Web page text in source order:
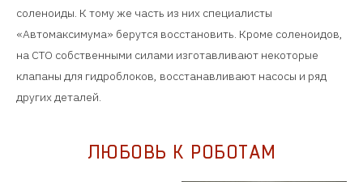
соленоиды. К тому же часть из них специалисты
«Автомаксимума» берутся восстановить. Кроме соленоидов,
на СТО собственными силами изготавливают некоторые
клапаны для гидроблоков, восстанавливают насосы и ряд
других деталей.
ЛЮБОВЬ К РОБОТАМ